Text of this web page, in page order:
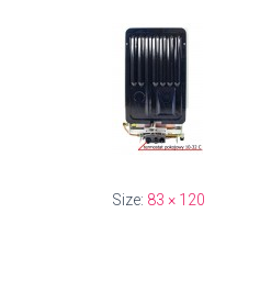
Size: 83 × 120